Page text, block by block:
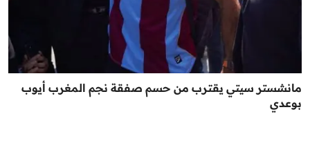
مانشستر سيتي يقترب من حسم صفقة نجم المغرب أيوب
بوعدي